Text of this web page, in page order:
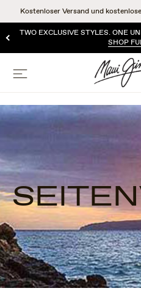
springen
Kostenloser Versand und
TWO EXCLUSIVE STYLES. ONE
SHOP
Speisekarte